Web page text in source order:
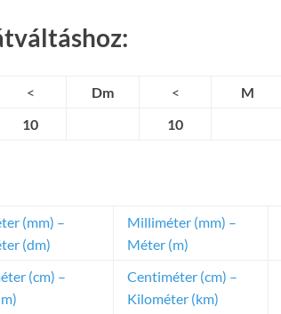
< Dm < M
10 10
(mm) –
(dm)
Milliméter (mm) –
Méter (m)
(cm) –
Centiméter (cm) –
Kilométer (km)